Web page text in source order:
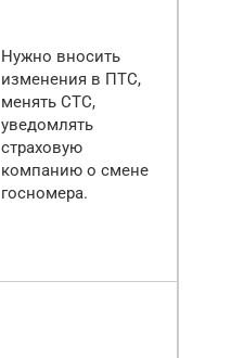
Нужно вносить
изменения в ПТС,
менять СТС,
уведомлять
страховую
компанию о смене
госномера.